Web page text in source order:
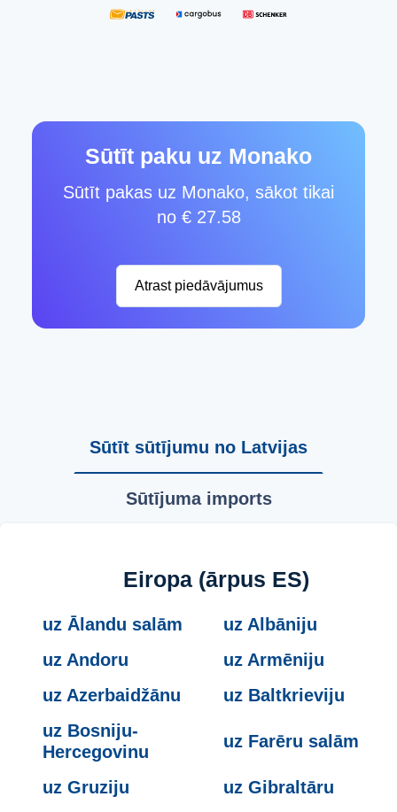
Sūtīt paku uz Monako
Sūtīt pakas uz Monako, sākot tikai
no € 27.58
Atrast piedāvājumus
Sūtīt sūtījumu no Latvijas
Sūtījuma imports
Eiropa (ārpus ES)
uz Ālandu salām
uz Albāniju
uz Andoru
uz Armēniju
uz Azerbaidžānu
uz Baltkrieviju
uz Bosniju-
Hercegovinu
uz Farēru salām
uz Gruziju uz Gibraltāru